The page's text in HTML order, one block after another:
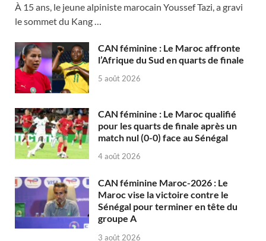
À 15 ans, le jeune alpiniste marocain Youssef Tazi, a gravi
le sommet du Kang …
CAN féminine : Le Maroc affronte
l’Afrique du Sud en quarts de finale
5 août 2026
CAN féminine : Le Maroc qualifié
pour les quarts de finale après un
match nul (0-0) face au Sénégal
4 août 2026
CAN féminine Maroc-2026 : Le
Maroc vise la victoire contre le
Sénégal pour terminer en tête du
groupe A
3 août 2026